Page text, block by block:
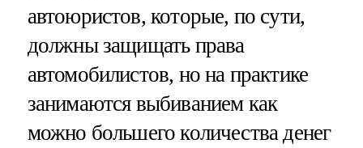
автоюристов, которые, по сути,
должны защищать права
автомобилистов, но на практике
занимаются выбиванием как
можно большего количества денег